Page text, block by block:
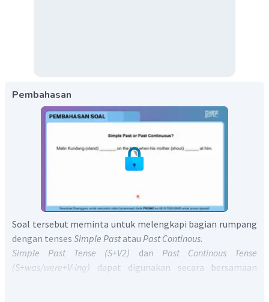
Pembahasan
Soal tersebut meminta untuk melengkapi bagian rumpang
dengan tenses Simple Pastatau Past Continous.
Simple Past Tense (S+V2) dan Past Continous Tense
(S+was/were+V-ing) dapat digunakan secara bersamaan